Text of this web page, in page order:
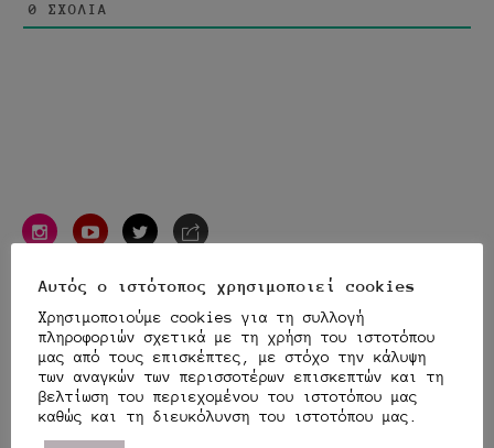
0 ΣΧΌΛΙΑ
instagramyoutube twittere-
TRANSLATOR
Αναζήτηση
για:
Αυτός ο ιστότοπος χρησιμοποιεί cookies
Χρησιμοποιούμε cookies για τη συλλογή
πληροφοριών σχετικά με τη χρήση του ιστοτόπου
μας από τους επισκέπτες, με στόχο την κάλυψη
των αναγκών των περισσοτέρων επισκεπτών και τη
βελτίωση του περιεχομένου του ιστοτόπου μας
καθώς και τη διευκόλυνση του ιστοτόπου μας.